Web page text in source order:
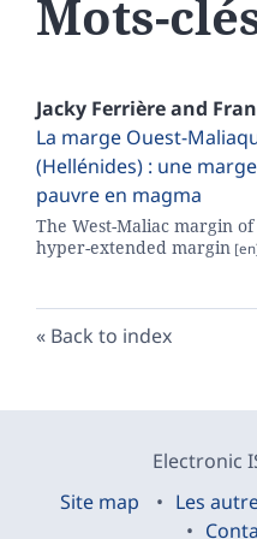
Mots-
Jacky Ferrièreand
La marge Ouest-
(Hellénides) : une
pauvre en magma
The West-Maliac margin
hyper-extended margin
Back to index
Electronic
Site map
Les